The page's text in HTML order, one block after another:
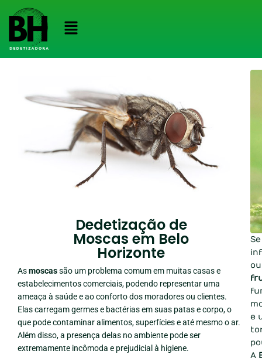
Dedetização de
Moscas em Belo
Horizonte
Asmoscassão um problema comum em muitas casas e
estabelecimentos comerciais, podendo representar uma
ameaça à saúde e ao conforto dos moradores ou clientes.
Elas carregam germes e bactérias em suas patas e corpo, o
que pode contaminar alimentos, superfícies e até mesmo o ar.
Além disso, a presença delas no ambiente pode ser
extremamente incômoda e prejudicial à higiene.
e
A